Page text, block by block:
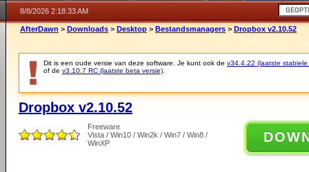
8/8/2026 2:18:33 AM
AfterDawn > Downloads > Desktop > Bestandsmanagers > Dropbox v2.10.52
Dit is een oude versie van deze software. Je kunt ook de v34.4.22 (laatste stabiele
of de v3.10.7 RC (laatste beta versie)
Dropbox v2.10.52
Freeware
Vista / Win10 / Win2k / Win7 / Win8 /
WinXP